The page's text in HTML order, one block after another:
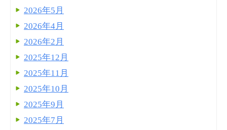
2026年5月
2026年4月
2026年2月
2025年12月
2025年11月
2025年10月
2025年9月
2025年7月